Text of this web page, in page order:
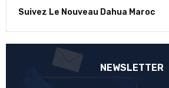
Suivez Le Nouveau Dahua Maroc
NEWSLETTER